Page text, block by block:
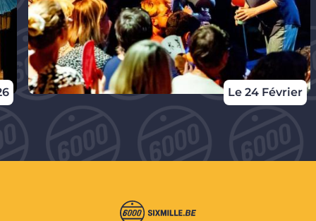
Le 24 Février